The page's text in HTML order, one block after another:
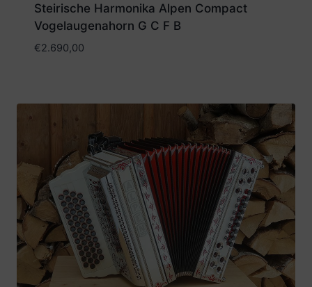
Steirische Harmonika Alpen Compact
Vogelaugenahorn G C F B
€2.690,00